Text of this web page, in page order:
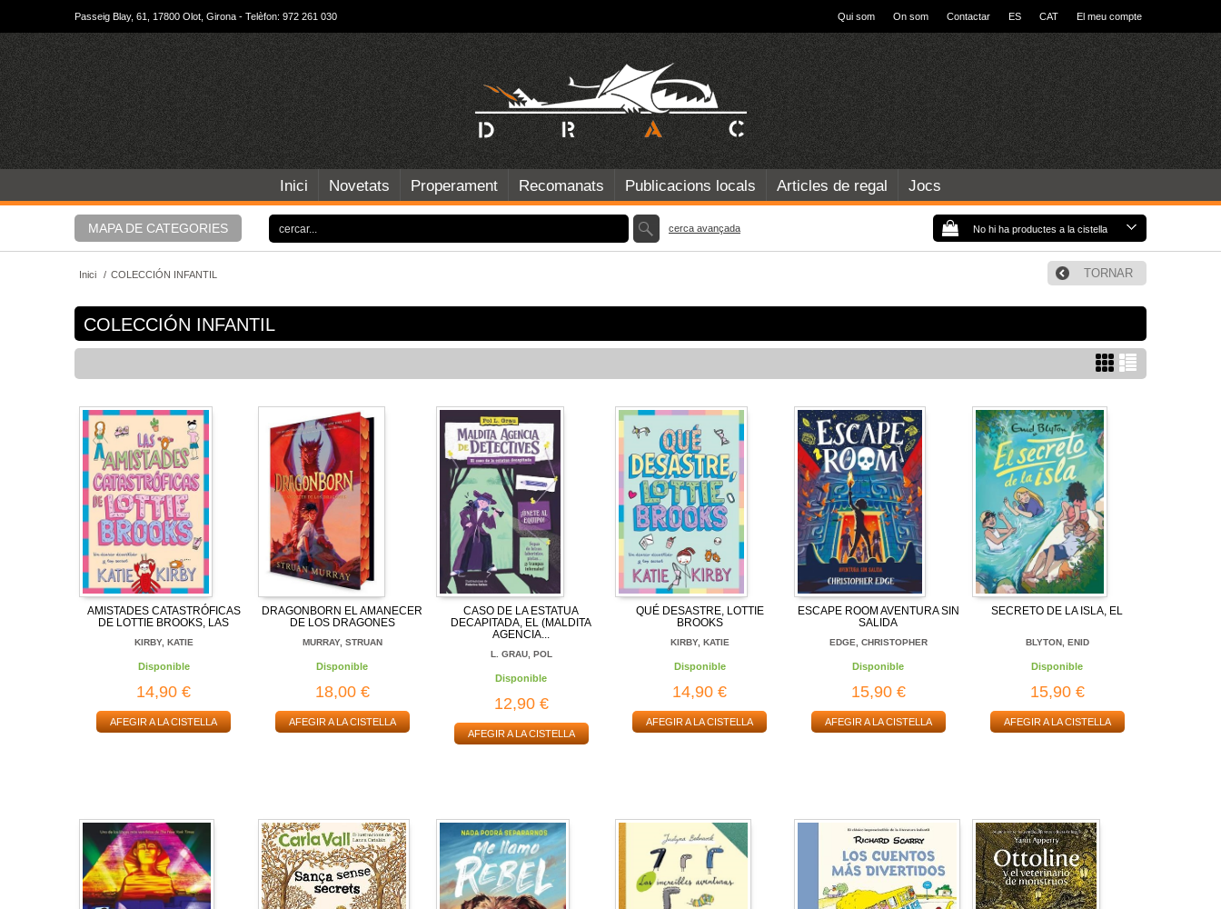
Passeig Blay, 61, 17800 Olot, Girona - Telèfon: 972 261 030 Qui som On som Contactar ES CAT El meu compte
Inici Novetats Properament Recomanats Publicacions locals Articles de regal Jocs
MAPA DE CATEGORIES No hi ha productes a la cistella
cerca avançada
Inici / COLECCIÓN INFANTIL TORNAR
COLECCIÓN INFANTIL
AMISTADES CATASTRÓFICAS
DE LOTTIE BROOKS, LAS
KIRBY, KATIE
Disponible
14,90 €
AFEGIR A LA CISTELLA
DRAGONBORN EL AMANECER
DE LOS DRAGONES
MURRAY, STRUAN
Disponible
18,00 €
AFEGIR A LA CISTELLA
CASO DE LA ESTATUA
DECAPITADA, EL (MALDITA
AGENCIA...
L. GRAU, POL
Disponible
12,90 €
AFEGIR A LA CISTELLA
QUÉ DESASTRE, LOTTIE
BROOKS
KIRBY, KATIE
Disponible
14,90 €
AFEGIR A LA CISTELLA
ESCAPE ROOM AVENTURA SIN
SALIDA
EDGE, CHRISTOPHER
Disponible
15,90 €
AFEGIR A LA CISTELLA
SECRETO DE LA ISLA, EL
BLYTON, ENID
Disponible
15,90 €
AFEGIR A LA CISTELLA